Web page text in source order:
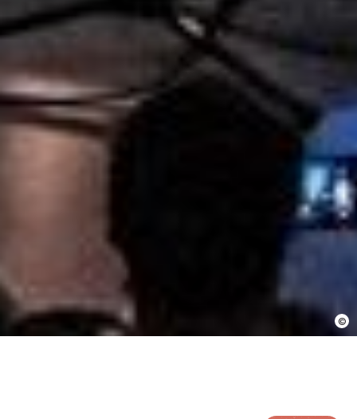
permettre de me recontacter.